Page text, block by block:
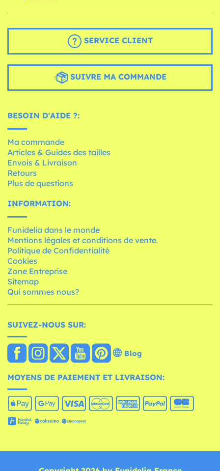
SERVICE CLIENT
SUIVRE MA COMMANDE
BESOIN D'AIDE ?:
Ma commande
Articles & Guides des tailles
Envois & Livraison
Retours
Plus de questions
INFORMATION:
Funidelia dans le monde
Mentions légales et conditions de vente.
Politique de Confidentialité
Cookies
Zone Entreprise
Sitemap
Qui sommes nous?
SUIVEZ-NOUS SUR:
Blog
MOYENS DE PAIEMENT ET LIVRAISON: